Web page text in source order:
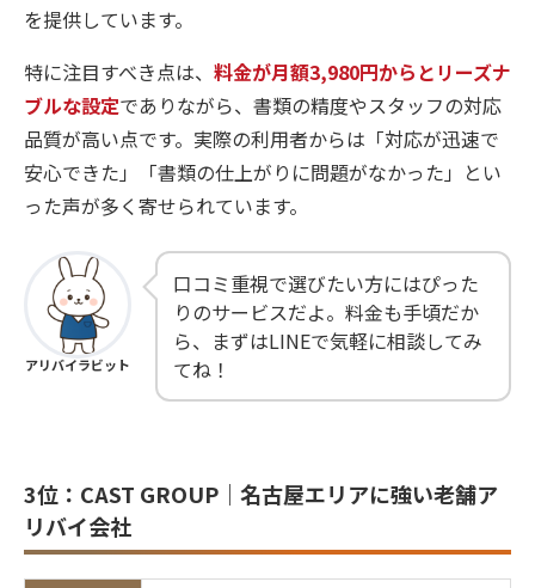
を提供しています。
特に注目すべき点は、 料金が月額3,980円からとリーズナ
ブルな設定でありながら、書類の精度やスタッフの対応
品質が高い点です。実際の利用者からは「対応が迅速で
安心できた」「書類の仕上がりに問題がなかった」とい
った声が多く寄せられています。
アリバイラビット
口コミ重視で選びたい方にはぴった
りのサービスだよ。料金も手頃だか
ら、まずはLINEで気軽に相談してみ
てね！
3位：CAST GROUP｜名古屋エリアに強い老舗ア
リバイ会社